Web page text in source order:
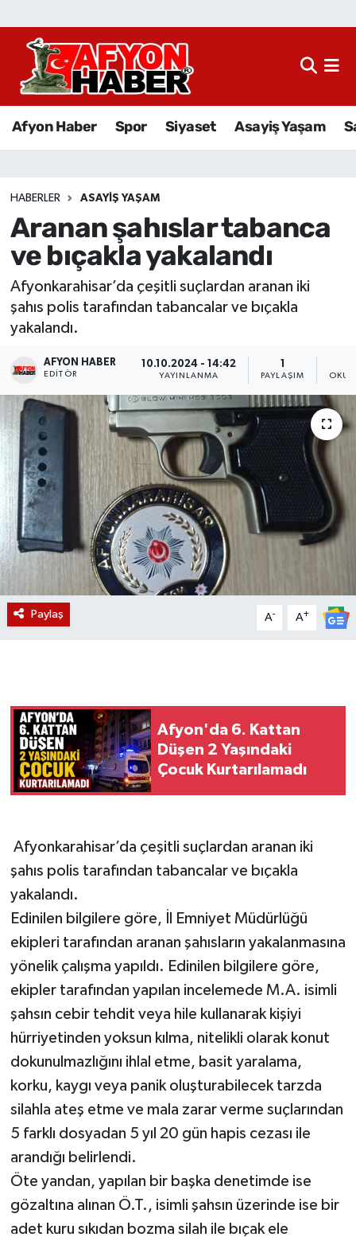
Afyon Haber Spor Siyaset Asayiş Yaşam
HABERLER ASAYIŞ YAŞAM
Aranan şahıslar tabanca
ve bıçakla yakalandı
Afyonkarahisar’da çeşitli suçlardan aranan iki
şahıs polis tarafından tabancalar ve bıçakla
yakalandı.
AFYON HABER
EDITÖR
10.10.2024 - 14:42
YAYINLANMA PAYLAŞIM
Paylaş A- A+
Afyon'da 6. Kattan
Düşen 2 Yaşındaki
Çocuk Kurtarılamadı
Afyonkarahisar’da çeşitli suçlardan aranan iki
şahıs polis tarafından tabancalar ve bıçakla
yakalandı.
Edinilen bilgilere göre, İl Emniyet Müdürlüğü
ekipleri tarafından aranan şahısların yakalanmasına
yönelik çalışma yapıldı. Edinilen bilgilere göre,
ekipler tarafından yapılan incelemede M.A. isimli
şahsın cebir tehdit veya hile kullanarak kişiyi
hürriyetinden yoksun kılma, nitelikli olarak konut
dokunulmazlığını ihlal etme, basit yaralama,
korku, kaygı veya panik oluşturabilecek tarzda
silahla ateş etme ve mala zarar verme suçlarından
5 farklı dosyadan 5 yıl 20 gün hapis cezası ile
arandığı belirlendi.
Öte yandan, yapılan bir başka denetimde ise
gözaltına alınan Ö.T., isimli şahsın üzerinde ise bir
adet kuru sıkıdan bozma silah ile bıçak ele
Afyon Haber
Sağlık
Eğitim
Sivil Toplum
Etkinlikler